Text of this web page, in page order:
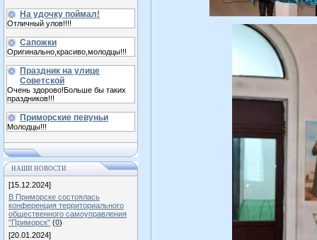
На удочку поймал!
Отличный улов!!!!
Сапожки
Оригинально,красиво,молодцы!!!
Праздник на улице
Советской
Очень здорово!Больше бы таких
праздников!!!
Приморские певуньи
Молодцы!!!
НАШИ НОВОСТИ
[15.12.2024]
В Приморске состоялась
конференция территориального
общественного самоуправления
"Приморск" (0)
[20.01.2024]